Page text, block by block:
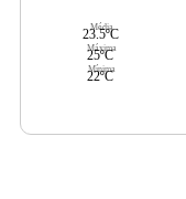
Média
23.5ºC
Máxima
25ºC
Mínima
22ºC